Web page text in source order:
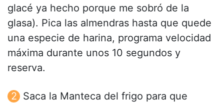
glacé ya hecho porque me sobró de la
glasa). Pica las almendras hasta que quede
una especie de harina, programa velocidad
máxima durante unos 10 segundos y
reserva.
Saca la Manteca del frigo para que